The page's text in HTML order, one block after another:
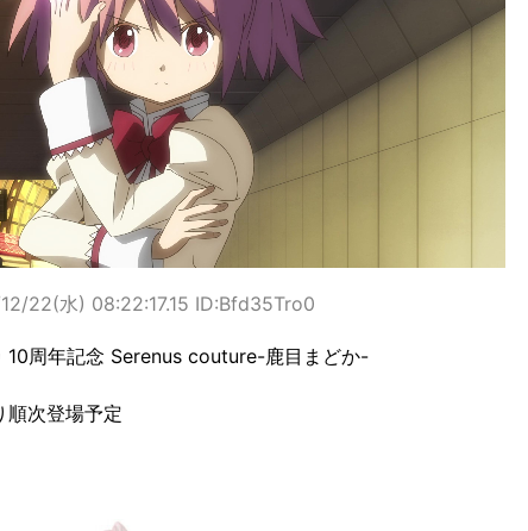
22(水) 08:22:17.15 ID:Bfd35Tro0
周年記念 Serenus couture-鹿目まどか-
次登場予定